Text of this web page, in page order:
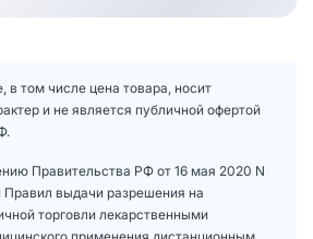
в том числе цена товара, носит
и не является публичной офертой
Правительства РФ от 16 мая 2020 N
выдачи разрешения на
торговли лекарственными